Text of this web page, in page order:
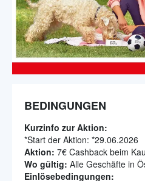
BEDINGUNGEN
Kurzinfo zur Aktion:
*Start der Aktion: *29.06.2026
Aktion: 7€ Cashback beim
Wo gültig: Alle Geschäfte in
Einlösebedingungen: